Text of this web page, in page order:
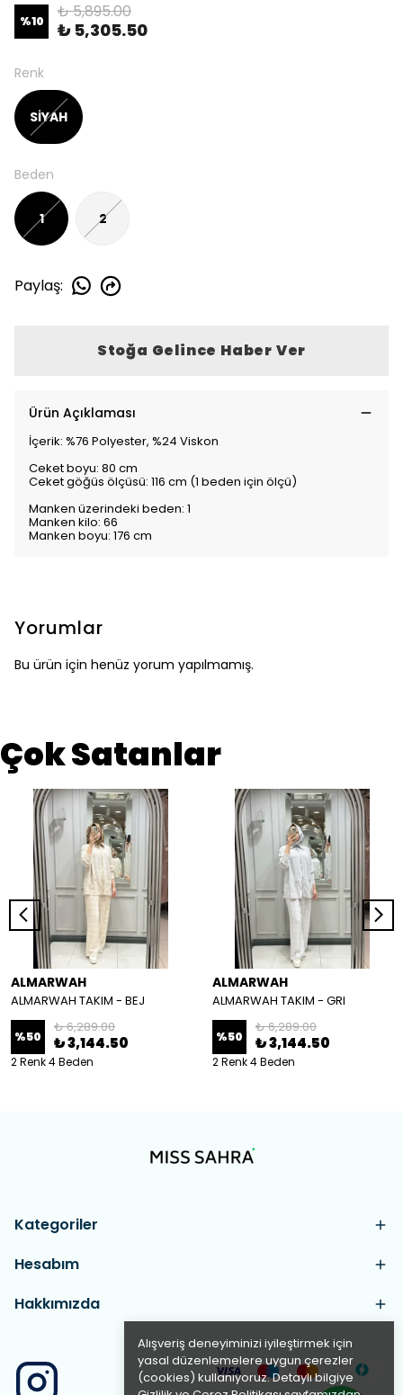
Alışveriş deneyiminizi iyileştirmek için
yasal düzenlemelere uygun çerezler
(cookies) kullanıyoruz. Detaylı bilgiye
%10 ₺ 5,895.00
₺ 5,305.50
Renk
SİYAH
Beden
1 2
Paylaş:
Stoğa Gelince Haber Ver
Ürün Açıklaması
İçerik: %76 Polyester, %24 Viskon
Ceket boyu: 80 cm
Ceket göğüs ölçüsü: 116 cm (1 beden için ölçü)
Manken üzerindeki beden: 1
Manken kilo: 66
Manken boyu: 176 cm
Yorumlar
Bu ürün için henüz yorum yapılmamış.
Çok Satanlar
ALMARWAH
ALMARWAH TAKIM - BEJ
%50
₺ 6,289.00
₺ 3,144.50
2 Renk 4 Beden
ALMARWAH
ALMARWAH TAKIM - GRI
%50
₺ 6,289.00
₺ 3,144.50
2 Renk 4 Beden
Kategoriler
Hesabım
Hakkımızda